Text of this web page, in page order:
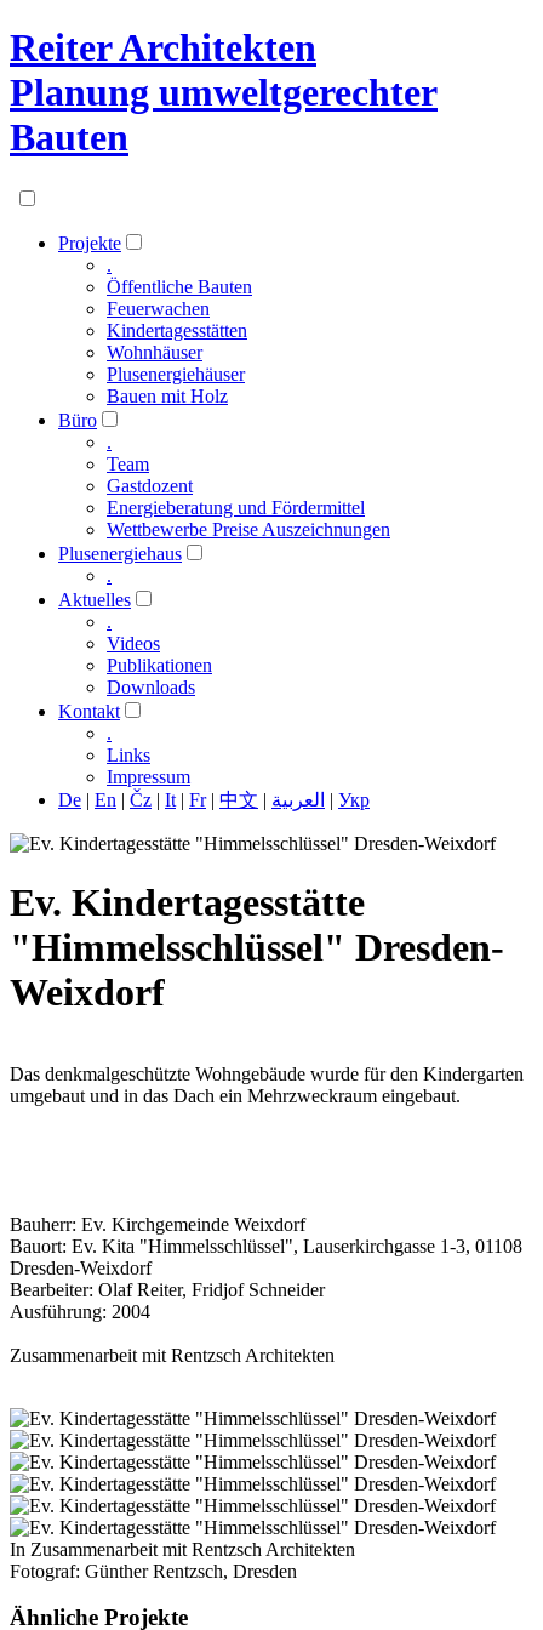
Reiter Architekten
Planung umweltgerechter
Bauten
Projekte
.
Öffentliche Bauten
Feuerwachen
Kindertagesstätten
Wohnhäuser
Plusenergiehäuser
Bauen mit Holz
Büro
.
Team
Gastdozent
Energieberatung und Fördermittel
Wettbewerbe Preise Auszeichnungen
Plusenergiehaus
.
Aktuelles
.
Videos
Publikationen
Downloads
Kontakt
.
Links
Impressum
De | En | Čz | It | Fr| 中文 | العربية | Укр
Ev. Kindertagesstätte
"Himmelsschlüssel" Dresden-
Weixdorf
Das denkmalgeschützte Wohngebäude wurde für den Kindergarten
umgebaut und in das Dach ein Mehrzweckraum eingebaut.
Bauherr: Ev. Kirchgemeinde Weixdorf
Bauort: Ev. Kita "Himmelsschlüssel", Lauserkirchgasse 1-3, 01108
Dresden-Weixdorf
Bearbeiter: Olaf Reiter, Fridjof Schneider
Ausführung: 2004
Zusammenarbeit mit Rentzsch Architekten
In Zusammenarbeit mit Rentzsch Architekten
Fotograf: Günther Rentzsch, Dresden
Ähnliche Projekte